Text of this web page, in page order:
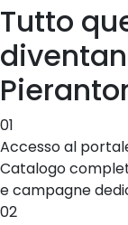
Tutto
01
Accesso al
Catalogo
e campagne
02